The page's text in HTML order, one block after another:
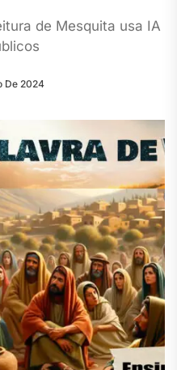
de Mesquita usa IA
De 2024